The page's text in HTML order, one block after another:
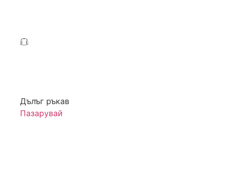
Дълъг ръкав
Пазарувай